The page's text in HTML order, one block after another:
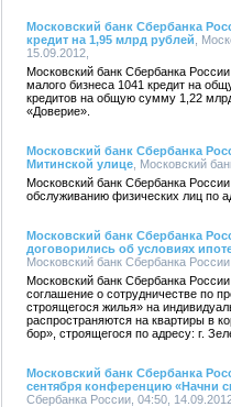
Московский банк Сбербанка
кредит на 1,95 млрд рублей ,
15.09.2012,
Московский банк Сбербанка
малого бизнеса 1041 кредит на
кредитов на общую сумму 1,22
«Доверие».
Московский банк Сбербанка
Митинской улице , Московский
Московский банк Сбербанка
обслуживанию физических лиц по
Московский банк Сбербанка
договорились об условиях
Московский банк Сбербанка
Московский банк Сбербанка
соглашение о сотрудничестве по
строящегося жилья» на
распространяются на квартиры в
бор», строящегося по адресу: г.
Московский банк Сбербанка
сентября конференцию «Начни
Сбербанка России, 04:50,